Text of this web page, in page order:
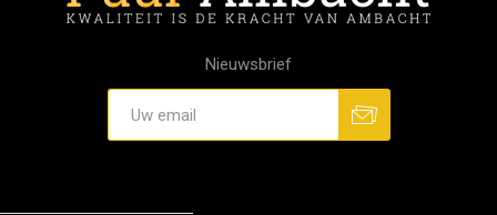
Nieuwsbrief